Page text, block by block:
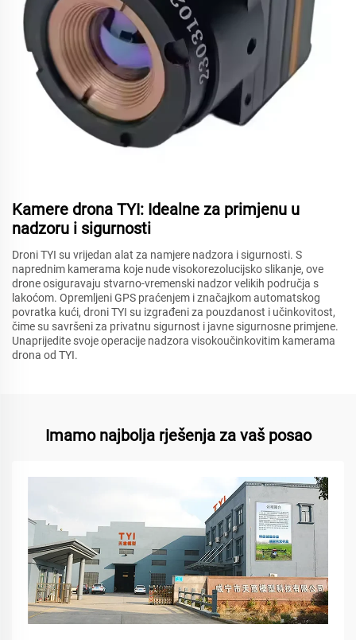
Kamere drona TYI: Idealne za primjenu u
nadzoru i sigurnosti
Droni TYI su vrijedan alat za namjere nadzora i sigurnosti. S
naprednim kamerama koje nude visokorezolucijsko slikanje, ove
drone osiguravaju stvarno-vremenski nadzor velikih područja s
lakoćom. Opremljeni GPS praćenjem i značajkom automatskog
povratka kući, droni TYI su izgrađeni za pouzdanost i učinkovitost,
čime su savršeni za privatnu sigurnost i javne sigurnosne primjene.
Unaprijedite svoje operacije nadzora visokoučinkovitim kamerama
drona od TYI.
Imamo najbolja rješenja za vaš posao